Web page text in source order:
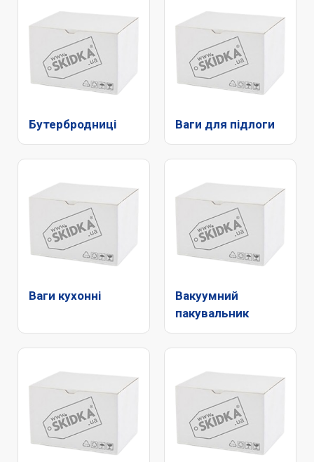
Бутербродниці Ваги для підлоги
Ваги кухонні
Вакуумний
пакувальник